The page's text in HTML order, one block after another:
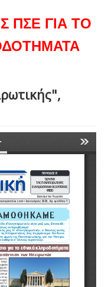
ΠΣΕ ΓΙΑ ΤΟ